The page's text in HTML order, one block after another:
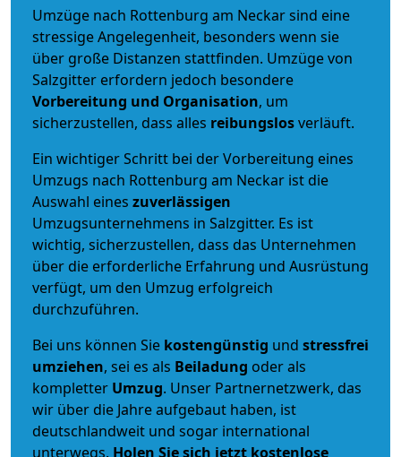
Umzüge nach Rottenburg am Neckar sind eine
stressige Angelegenheit, besonders wenn sie
über große Distanzen stattfinden. Umzüge von
Salzgitter erfordern jedoch besondere
Vorbereitung und Organisation, um
sicherzustellen, dass alles reibungslosverläuft.
Ein wichtiger Schritt bei der Vorbereitung eines
Umzugs nach Rottenburg am Neckar ist die
Auswahl eines zuverlässigen
Umzugsunternehmens in Salzgitter. Es ist
wichtig, sicherzustellen, dass das Unternehmen
über die erforderliche Erfahrung und Ausrüstung
verfügt, um den Umzug erfolgreich
durchzuführen.
Bei uns können Sie kostengünstig und stressfrei
umziehen, sei es als Beiladung oder als
kompletter Umzug. Unser Partnernetzwerk, das
wir über die Jahre aufgebaut haben, ist
deutschlandweit und sogar international
unterwegs. Holen Sie sich jetzt kostenlose